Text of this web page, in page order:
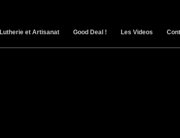
Lutherie et Artisanat Good Deal ! Les Videos